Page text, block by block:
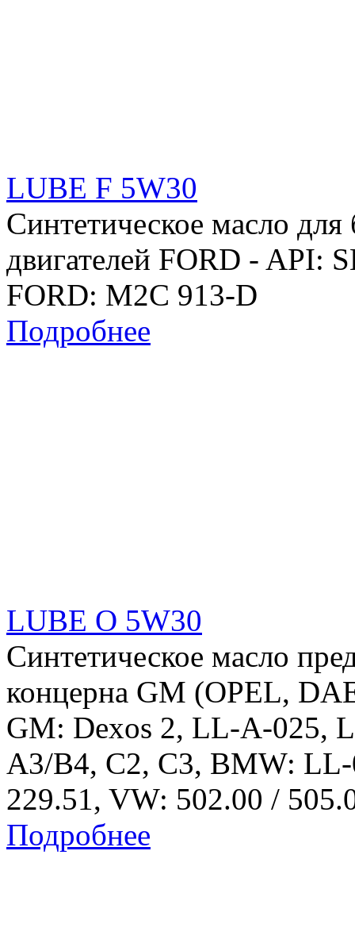
LUBE F 5W30
Синтетическое масло
двигателей FORD - API:
FORD: M2C 913-D
Подробнее
LUBE O 5W30
Синтетическое масло
концерна GM (OPEL,
GM: Dexos 2, LL-A-025,
A3/B4, C2, C3, BMW:
229.51, VW: 502.00 /
Подробнее